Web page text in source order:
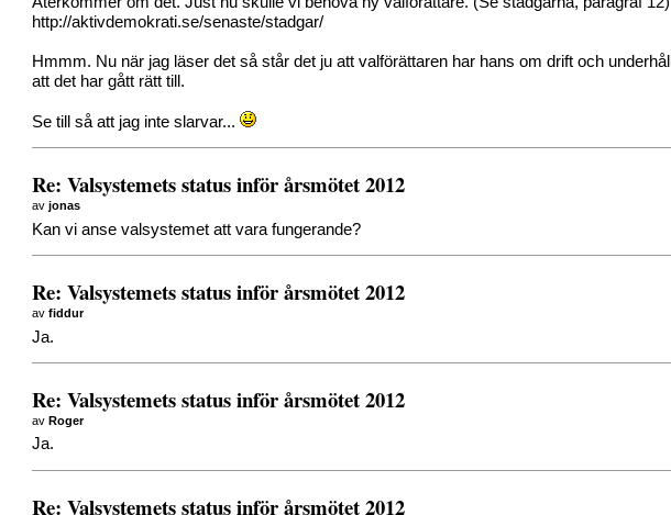
http://aktivdemokrati.se/senaste/stadgar/
Hmmm. Nu när jag läser det så står det ju att valförättaren har hans om drift och
att det har gått rätt till.
Se till så att jag inte slarvar...
Re: Valsystemets status inför årsmötet 2012
avjonas
Kan vi anse valsystemet att vara fungerande?
Re: Valsystemets status inför årsmötet 2012
avfiddur
Ja.
Re: Valsystemets status inför årsmötet 2012
avRoger
Ja.
Re: Valsystemets status inför årsmötet 2012